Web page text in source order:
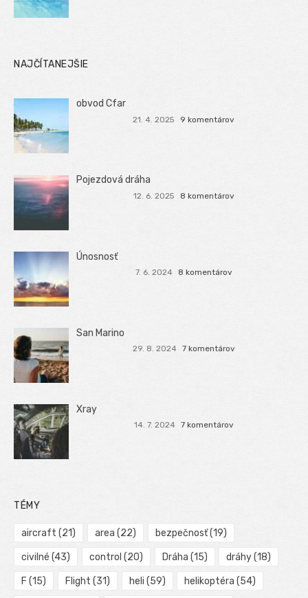
NAJČÍTANEJŠIE
obvod Cfar
21. 4. 2025 9 komentárov
Pojezdová dráha
12. 6. 2025 8 komentárov
Únosnosť
7. 6. 2024 8 komentárov
San Marino
29. 8. 2024 7 komentárov
Xray
14. 7. 2024 7 komentárov
TÉMY
aircraft (21) area (22) bezpečnosť(19)
civilné (43) control (20) Dráha (15) dráhy(18)
F (15) Flight (31) heli (59) helikoptéra (54)